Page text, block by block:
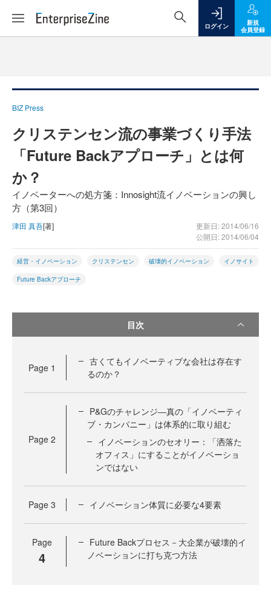
ログイン
新規
会員登録
BIZ Press
クリステンセン流の事業づくり手法
「Future Backアプローチ」とは何
か？
イノベーターへの処方箋：Innosight流イノベーションの興し
方（第3回）
津田 真吾[著]
更新日: 2014/06/16
公開日: 2014/06/04
経営・イノベーション クリステンセン 破壊的イノベーション イノサイト
Future Backアプローチ
目次
Page 1
古くてもイノベーティブな会社は存在す
るのか？
Page 2
P&Gのチャレンジ―真の「イノベーティ
ブ・カンパニー」は体系的に取り組む
イノベーションのセオリー：「洒落た
オフィス」にすることがイノベーショ
ンではない
Page 3 イノベーション体質に必要な4要素
Page
4
Future Backプロセス－大企業が破壊的イ
ノベーションに打ち克つ方法